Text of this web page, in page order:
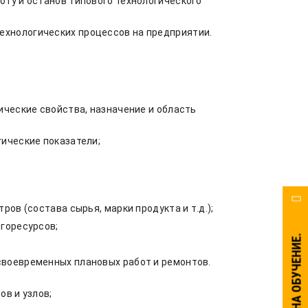
процессов на предприятии.
свойства, назначение и область
показатели;
(состава сырья, марки продукта и т.д.);
плановых работ и ремонтов.
и узлов;